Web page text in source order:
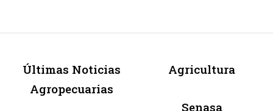
Últimas Noticias
Agropecuarias
Agricultura
Senasa